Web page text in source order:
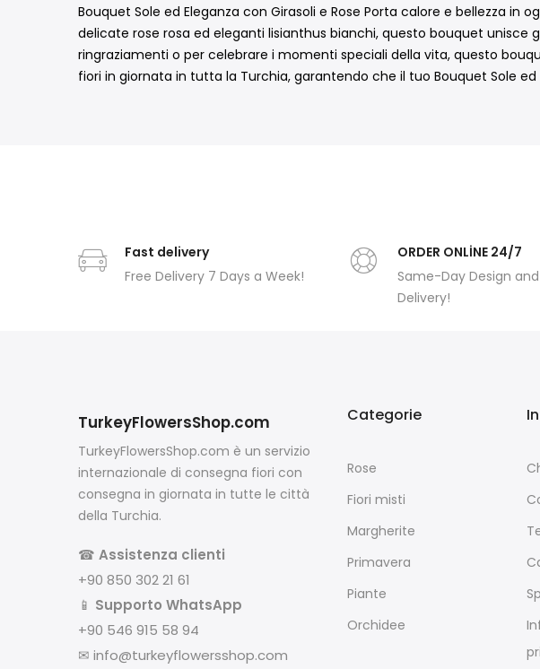
Bouquet Sole ed Eleganza con Girasoli e Rose Porta calore e bellezza in
delicate rose rosa ed eleganti lisianthus bianchi, questo bouquet
ringraziamenti o per celebrare i momenti speciali della vita, questo
fiori in giornata in tutta la Turchia, garantendo che il tuo Bouquet Sole
Fast delivery
Free Delivery 7 Days a Week!
ORDER ONLİNE 24/7
Same-Day Design
Delivery!
TurkeyFlowersShop.com
TurkeyFlowersShop.com è un servizio
internazionale di consegna fiori con
consegna in giornata in tutte le città
della Turchia.
☎ Assistenza clienti
+90 850 302 21 61
📱 Supporto WhatsApp
+90 546 915 58 94
✉ info@turkeyflowersshop.com
Categorie
Rose
Fiori misti
Margherite
Primavera
Piante
Orchidee